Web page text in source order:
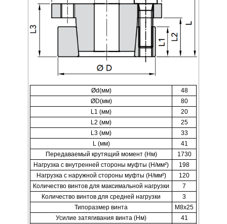
Ød(мм)
48
ØD(мм)
80
L1 (мм)
20
L2 (мм)
25
L3 (мм)
33
L (мм)
41
Передаваемый крутящий момент (Нм)
1730
Нагрузка с внутренней стороны муфты (Н/мм²)
198
Нагрузка с наружной стороны муфты (Н/мм²)
120
Количество винтов для максимальной нагрузки
7
Количество винтов для средней нагрузки
3
Типоразмер винта
M8x25
Усилие затягивания винта (Нм)
41